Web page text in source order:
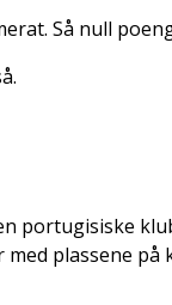
Så null poeng
portugisiske
plassene